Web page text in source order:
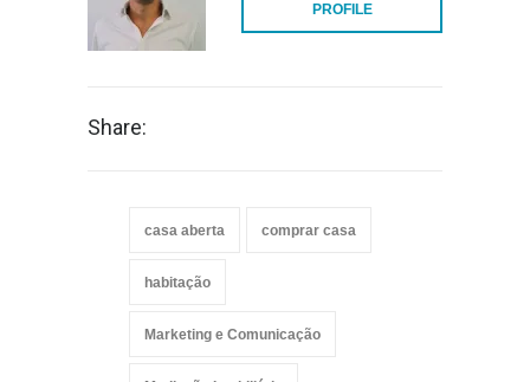
PROFILE
Share:
casa aberta comprar casa
habitação
Marketing e Comunicação